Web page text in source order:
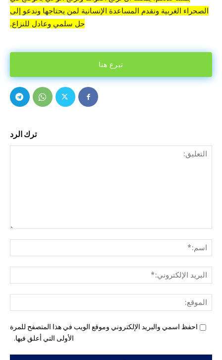
الصحراء الغربية ونقدم المساعدة الإنسانية لمن يحتاجها وندعو إلى
حل سلمي وعادل للنزاع.
تبرع هنا
ترك الرد
احفظ اسمي والبريد الإلكتروني وموقع الويب في هذا المتصفح للمرة
الأولى التي أعلق فيها.